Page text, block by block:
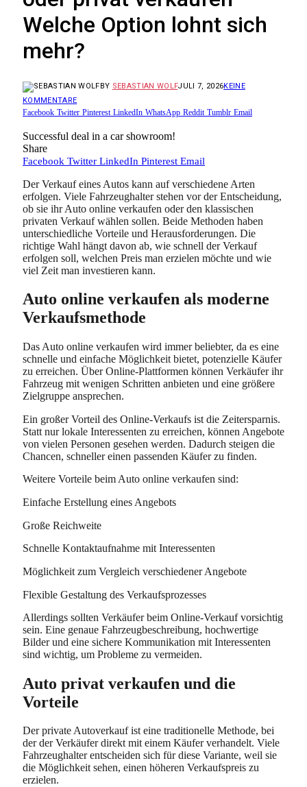
Welche Option lohnt sich
mehr?
BY SEBASTIAN WOLFJULI 7, 2026KEINE
KOMMENTARE
Facebook Twitter Pinterest LinkedIn WhatsApp Reddit Tumblr Email
Successful deal in a car showroom!
Share
Facebook Twitter LinkedIn Pinterest Email
Der Verkauf eines Autos kann auf verschiedene Arten
erfolgen. Viele Fahrzeughalter stehen vor der Entscheidung,
ob sie ihr Auto online verkaufen oder den klassischen
privaten Verkauf wählen sollen. Beide Methoden haben
unterschiedliche Vorteile und Herausforderungen. Die
richtige Wahl hängt davon ab, wie schnell der Verkauf
erfolgen soll, welchen Preis man erzielen möchte und wie
viel Zeit man investieren kann.
Auto online verkaufen als moderne
Verkaufsmethode
Das Auto online verkaufen wird immer beliebter, da es eine
schnelle und einfache Möglichkeit bietet, potenzielle Käufer
zu erreichen. Über Online-Plattformen können Verkäufer ihr
Fahrzeug mit wenigen Schritten anbieten und eine größere
Zielgruppe ansprechen.
Ein großer Vorteil des Online-Verkaufs ist die Zeitersparnis.
Statt nur lokale Interessenten zu erreichen, können Angebote
von vielen Personen gesehen werden. Dadurch steigen die
Chancen, schneller einen passenden Käufer zu finden.
Weitere Vorteile beim Auto online verkaufen sind:
Einfache Erstellung eines Angebots
Große Reichweite
Schnelle Kontaktaufnahme mit Interessenten
Möglichkeit zum Vergleich verschiedener Angebote
Flexible Gestaltung des Verkaufsprozesses
Allerdings sollten Verkäufer beim Online-Verkauf vorsichtig
sein. Eine genaue Fahrzeugbeschreibung, hochwertige
Bilder und eine sichere Kommunikation mit Interessenten
sind wichtig, um Probleme zu vermeiden.
Auto privat verkaufen und die
Vorteile
Der private Autoverkauf ist eine traditionelle Methode, bei
der der Verkäufer direkt mit einem Käufer verhandelt. Viele
Fahrzeughalter entscheiden sich für diese Variante, weil sie
die Möglichkeit sehen, einen höheren Verkaufspreis zu
erzielen.